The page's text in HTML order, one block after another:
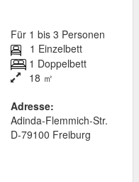
Für 1 bis 3 Personen
1 Einzelbett
1 Doppelbett
18 ㎡
Adresse:
Adinda-Flemmich-Str.
D-79100 Freiburg